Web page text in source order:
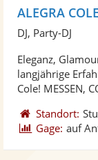
DJ, Party-DJ
Eleganz,
langjährige
Cole! MESSEN,
Standort:
Gage: auf